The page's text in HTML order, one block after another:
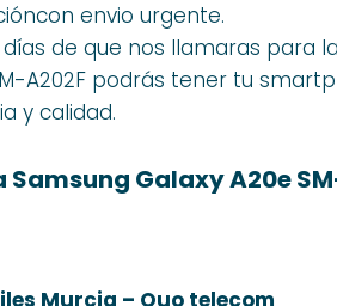
envio urgente.
días de que nos llamaras para
A202F podrás tener tu
y calidad.
Galaxy A20e
Murcia – Quo telecom